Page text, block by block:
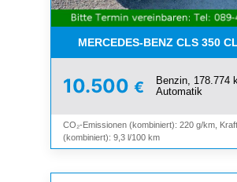
MERCEDES-BENZ CLS 350
10.500 €
Benzin, 178.774
Automatik
CO₂-Emissionen (kombiniert): 220 g/km,
(kombiniert): 9,3 l/100 km